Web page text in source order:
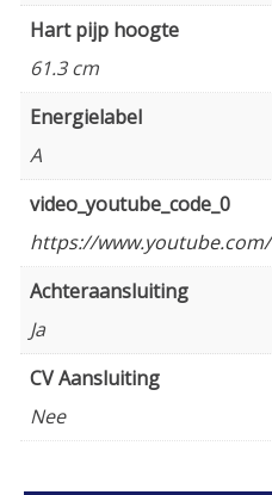
Hart pijp hoogte
61.3 cm
Energielabel
A
video_youtube_code_0
https://www.youtube.com/
Achteraansluiting
Ja
CV Aansluiting
Nee